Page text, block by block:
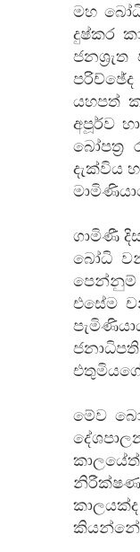
මහ
දුෂ්කර
යහපත්
අපූර්ව
බෝපත්‍ර
දැක්විය
ගාමිණී
බෝධි
පෙන්නුම්
එසේම
මේව
කියන්නේ